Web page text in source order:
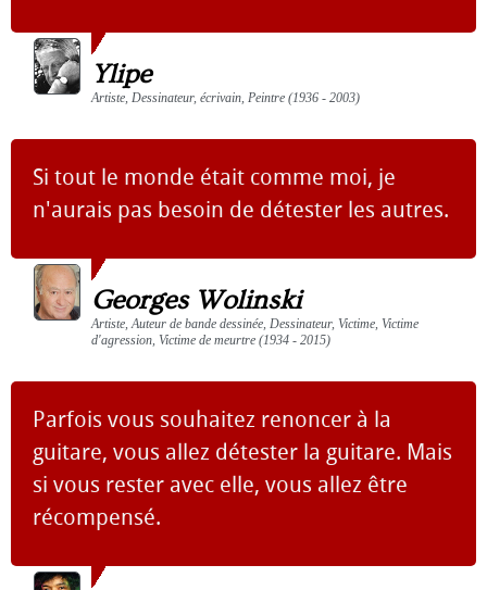
Ylipe
Artiste, Dessinateur, écrivain, Peintre (1936 - 2003)
Si tout le monde était comme moi, je
n'aurais pas besoin de détester les autres.
Georges Wolinski
Artiste, Auteur de bande dessinée, Dessinateur, Victime, Victime
d'agression, Victime de meurtre (1934 - 2015)
Parfois vous souhaitez renoncer à la
guitare, vous allez détester la guitare. Mais
si vous rester avec elle, vous allez être
récompensé.